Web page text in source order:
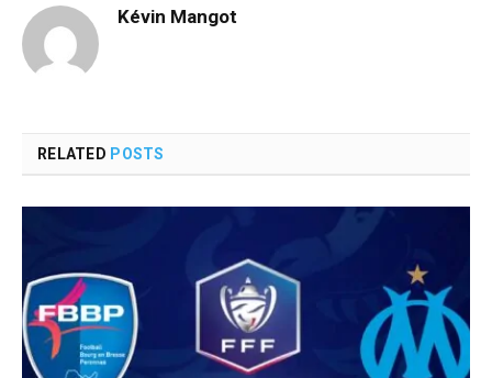
Kévin Mangot
RELATED POSTS